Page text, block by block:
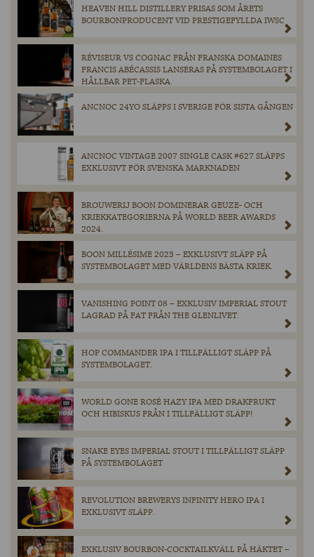
HEAVEN HILL DISTILLERY PRISAS SOM ÅRETS
BOURBONPRODUCENT VID PRESTIGEFYLLDA IWSC
RÉVISEUR VS COGNAC FRÅN FRANSKA DOMAINES
FRANCIS ABÉCASSIS LANSERAS PÅ SYSTEMBOLAGET I
HÅLLBAR PET-FLASKA.
ANCNOC 24YO SLÄPPS I SVERIGE FÖR SISTA GÅNGEN
ANCNOC VINTAGE 2007 SINGLE CASK #627 SLÄPPS
EXKLUSIVT FÖR SVENSKA MARKNADEN
BROUWERIJ BOON DOMINERAR GEUZE- OCH
KRIEKKATEGORIERNA PÅ WORLD BEER AWARDS
2024.
BOON MILLÉSIME 2023 – EXKLUSIVT SLÄPP PÅ
SYSTEMBOLAGET MED VÄRLDENS BÄSTA KRIEK.
VANISHING POINT 08 – EXKLUSIV IMPERIAL STOUT
LAGRAD PÅ FAT FRÅN THE GLENLIVET.
HOP COMMANDER IPA I TILLFÄLLIGT SLÄPP PÅ
SYSTEMBOLAGET.
WORLD GONE ROSÉ HAZY IPA MED DRAKFRUKT
OCH HIBISKUS FRÅN I TILLFÄLLIGT SLÄPP!
SNAKE EYES IMPERIAL STOUT I TILLFÄLLIGT SLÄPP
PÅ SYSTEMBOLAGET
REVOLUTION BREWERYS INFINITY HERO IPA I
EXKLUSIVT SLÄPP.
EXKLUSIV BOURBON-COCKTAILKVÄLL PÅ HÄKTET –